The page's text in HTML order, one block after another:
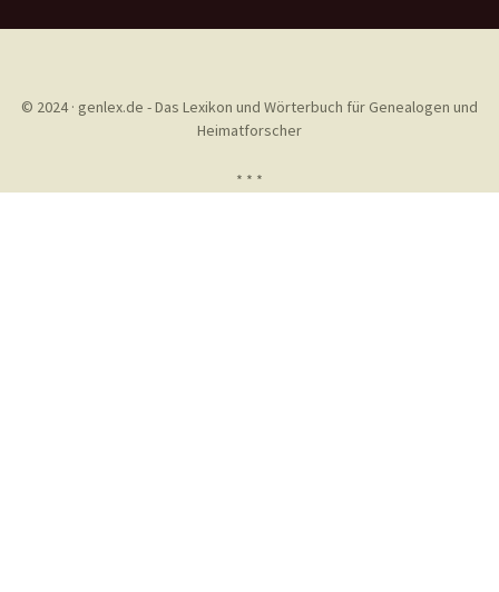
© 2024 · genlex.de - Das Lexikon und Wörterbuch für Genealogen und
Heimatforscher
* * *